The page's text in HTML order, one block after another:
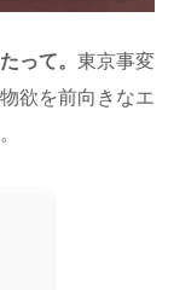
って。 東京事変
欲を前向きなエ